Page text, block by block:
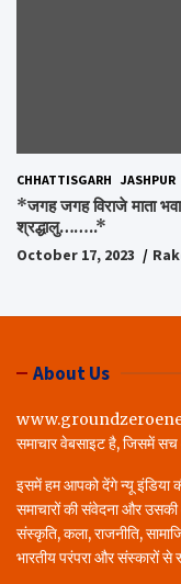
CHHATTISGARH JASHPUR
*जगह जगह विराजे माता
श्रद्धालु……..*
October 17, 2023
About Us
समाचार वेबसाइट है, जिसमें
इसमें हम आपको देंगे न्यू इंडिया
समाचारों की संवेदना और उसकी
संस्कृति, कला, राजनीति,
भारतीय परंपरा और संस्कारों